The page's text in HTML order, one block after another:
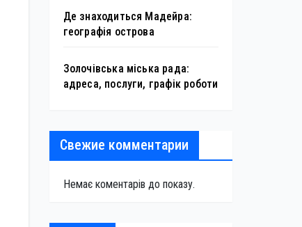
Де знаходиться Мадейра:
географія острова
Золочівська міська рада:
адреса, послуги, графік роботи
Свежие комментарии
Немає коментарів до показу.